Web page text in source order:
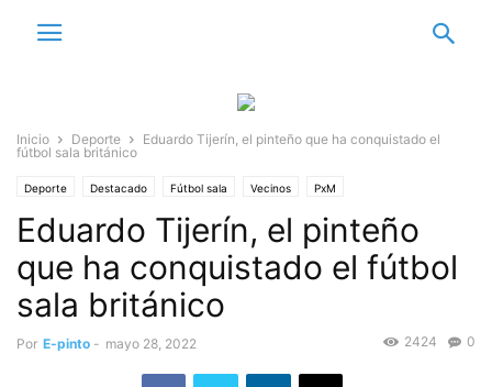
Inicio Deporte
Eduardo Tijerín, el pinteño que ha conquistado el
fútbol sala británico
Deporte Destacado Fútbol sala Vecinos PxM
Eduardo Tijerín, el pinteño
que ha conquistado el fútbol
sala británico
Por E-pinto - mayo 28, 2022 0
2424